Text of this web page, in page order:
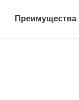
Преимущества